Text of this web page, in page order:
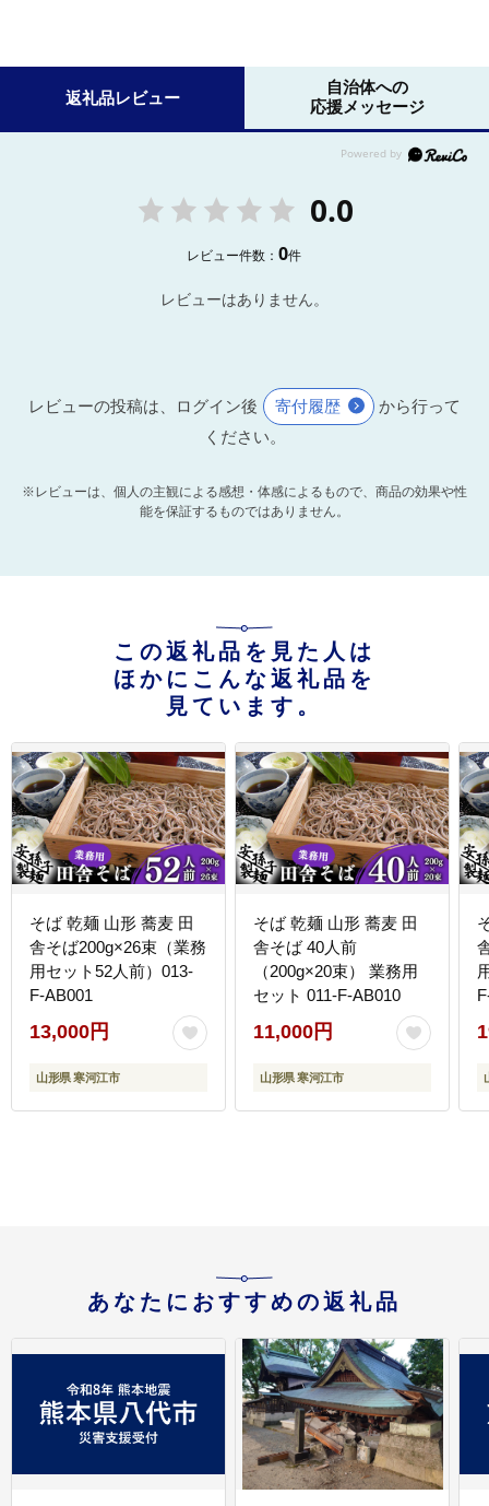
返礼品レビュー
自治体への
応援メッセージ
0.0
レビュー件数：0件
レビューはありません。
レビューの投稿は、ログイン後 寄付履歴
から行って
ください。
※レビューは、個人の主観による感想・体感によるもので、商品の効果や性
能を保証するものではありません。
この返礼品を見た人は
ほかにこんな返礼品を
見ています。
そば 乾麺 山形 蕎麦 田
舎そば200g×26束（業務
用セット52人前）013-
F-AB001
13,000円
山形県 寒河江市
そば 乾麺 山形 蕎麦 田
舎そば 40人前
（200g×20束） 業務用
セット 011-F-AB010
11,000円
山形県 寒河江市
あなたにおすすめの返礼品